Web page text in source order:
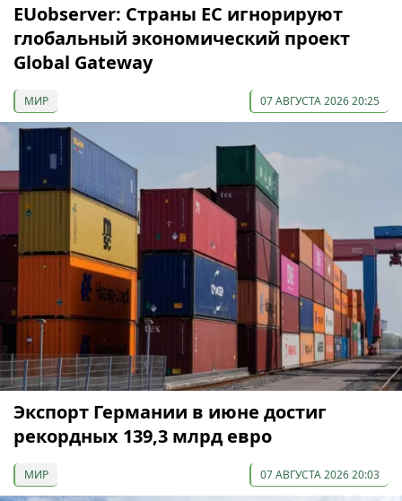
EUobserver: Страны ЕС игнорируют
глобальный экономический проект
Global Gateway
МИР 07 АВГУСТА 2026 20:25
Экспорт Германии в июне достиг
рекордных 139,3 млрд евро
МИР 07 АВГУСТА 2026 20:03